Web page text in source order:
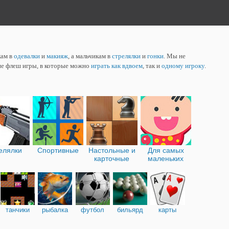
в одевалки и макияж, а мальчикам в стрелялки и гонки. Мы не
флеш игры, в которые можно играть как вдвоем, так и одному игроку.
Спортивные
Настольные и
карточные
Для самых
маленьких
танчики рыбалка футбол бильярд карты